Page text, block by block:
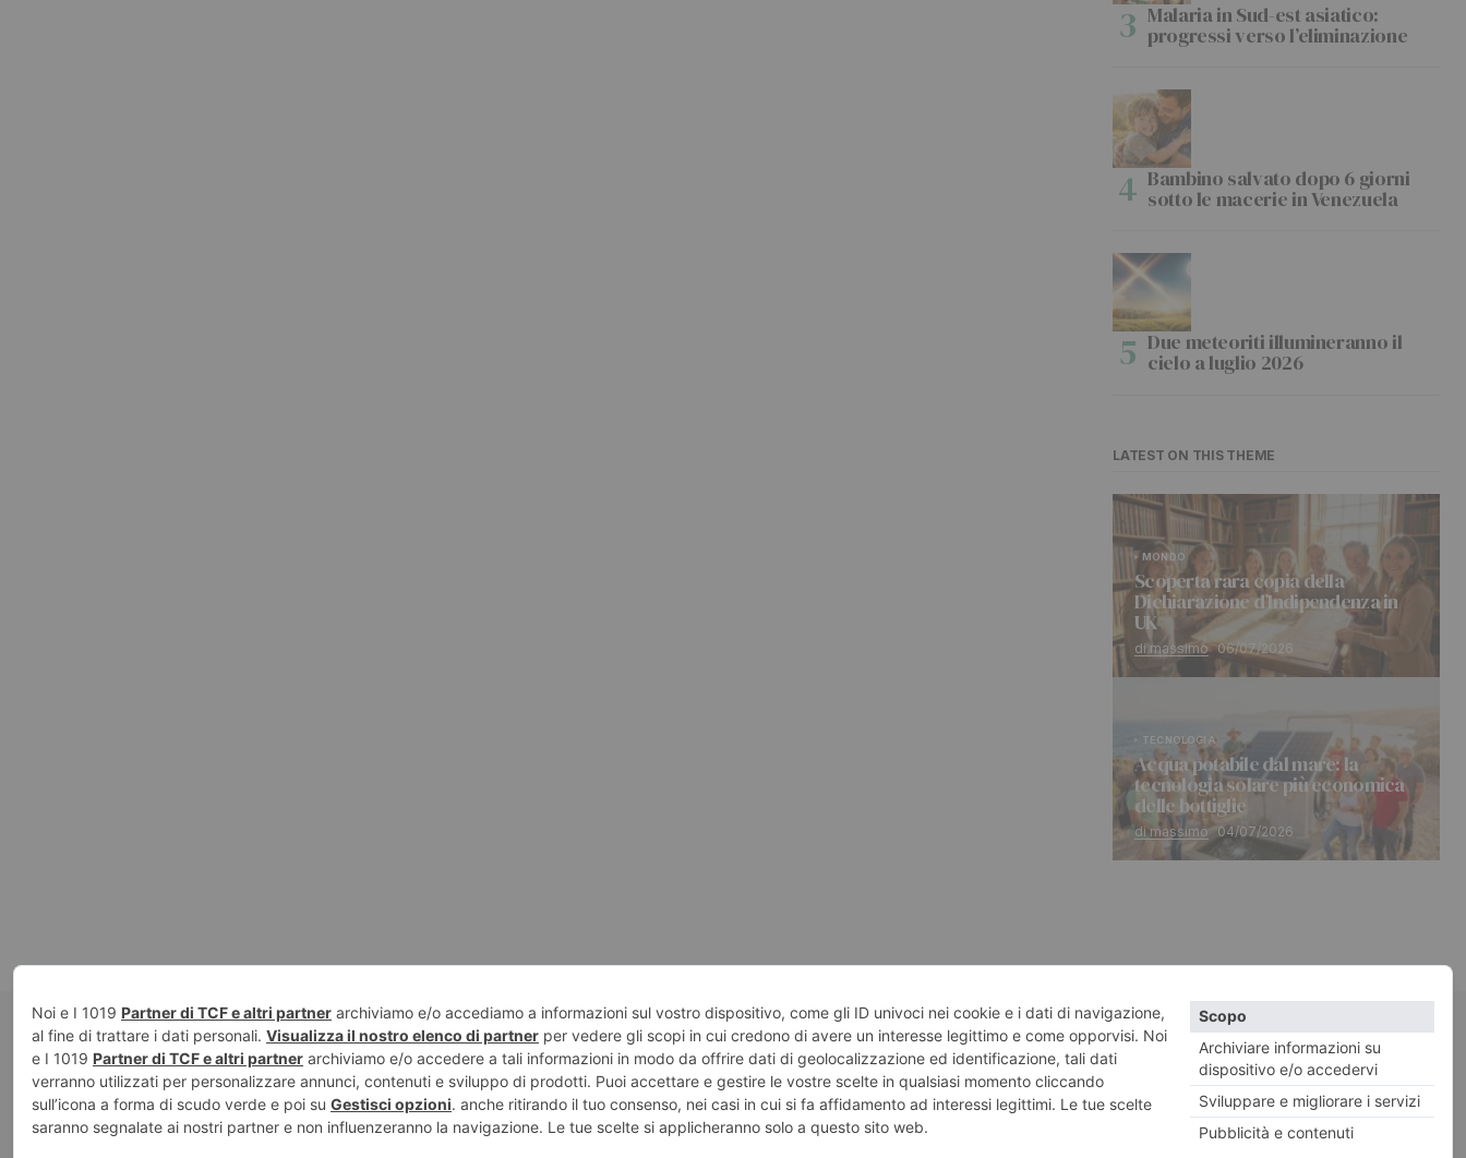
Malaria in Sud-est asiatico:
progressi verso l’eliminazione
Bambino salvato dopo 6 giorni
sotto le macerie in Venezuela
Due meteoriti illumineranno il
cielo a luglio 2026
LATEST ON THIS THEME
MONDO
Scoperta rara copia della
Dichiarazione d’Indipendenza in
UK
di massimo 06/07/2026
TECNOLOGIA
Acqua potabile dal mare: la
tecnologia solare più economica
delle bottiglie
di massimo 04/07/2026